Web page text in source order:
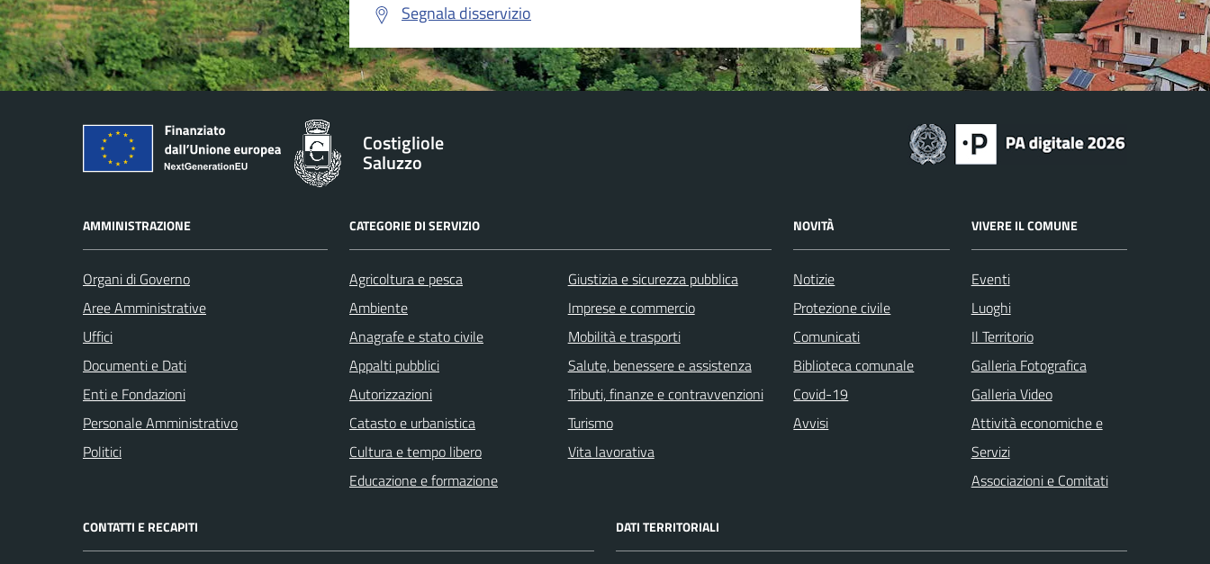
Segnala disservizio
Costigliole
Saluzzo
AMMINISTRAZIONE
Organi di Governo
Aree Amministrative
Uffici
Documenti e Dati
Enti e Fondazioni
Personale Amministrativo
Politici
CATEGORIE DI SERVIZIO
Agricoltura e pesca
Ambiente
Anagrafe e stato civile
Appalti pubblici
Autorizzazioni
Catasto e urbanistica
Cultura e tempo libero
Educazione e formazione
Giustizia e sicurezza pubblica
Imprese e commercio
Mobilità e trasporti
Salute, benessere e assistenza
Tributi, finanze e contravvenzioni
Turismo
Vita lavorativa
NOVITÀ
Notizie
Protezione civile
Comunicati
Biblioteca comunale
Covid-19
Avvisi
VIVERE IL COMUNE
Eventi
Luoghi
Il Territorio
Galleria Fotografica
Galleria Video
Attività economiche e
Servizi
Associazioni e Comitati
CONTATTI E RECAPITI DATI TERRITORIALI